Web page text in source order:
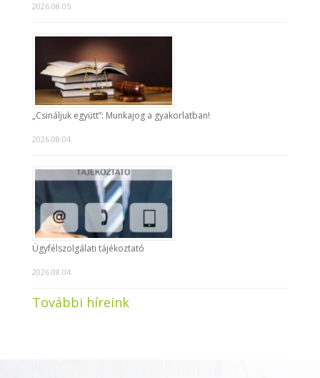
2026.08.05.
„Csináljuk együtt”: Munkajog a gyakorlatban!
2026.08.04.
Ügyfélszolgálati tájékoztató
2026.08.04.
További híreink